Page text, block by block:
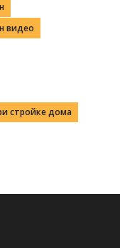
видео
стройке дома